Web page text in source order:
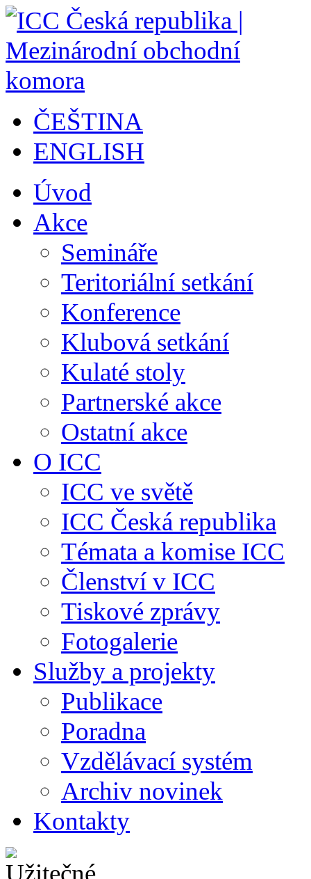
ČEŠTINA
ENGLISH
Úvod
Akce
Semináře
Teritoriální setkání
Konference
Klubová setkání
Kulaté stoly
Partnerské akce
Ostatní akce
O ICC
ICC ve světě
ICC Česká republika
Témata a komise ICC
Členství v ICC
Tiskové zprávy
Fotogalerie
Služby a projekty
Publikace
Poradna
Vzdělávací systém
Archiv novinek
Kontakty